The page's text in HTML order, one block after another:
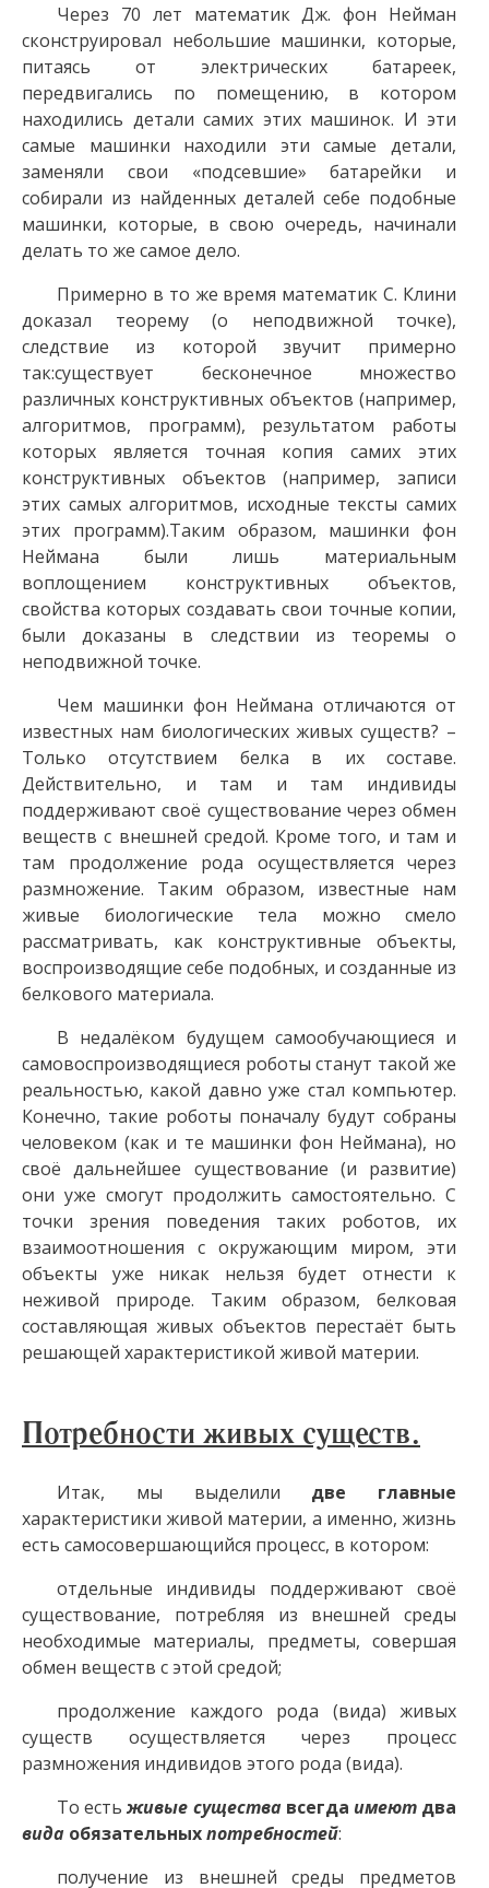
Через 70 лет математик Дж. фон Нейман
сконструировал небольшие машинки, которые,
питаясь от электрических батареек,
передвигались по помещению, в котором
находились детали самих этих машинок. И эти
самые машинки находили эти самые детали,
заменяли свои «подсевшие» батарейки и
собирали из найденных деталей себе подобные
машинки, которые, в свою очередь, начинали
делать то же самое дело.
Примерно в то же время математик С. Клини
доказал теорему (о неподвижной точке),
следствие из которой звучит примерно
так:существует бесконечное множество
различных конструктивных объектов (например,
алгоритмов, программ), результатом работы
которых является точная копия самих этих
конструктивных объектов (например, записи
этих самых алгоритмов, исходные тексты самих
этих программ).Таким образом, машинки фон
Неймана были лишь материальным
воплощением конструктивных объектов,
свойства которых создавать свои точные копии,
были доказаны в следствии из теоремы о
неподвижной точке.
Чем машинки фон Неймана отличаются от
известных нам биологических живых существ? –
Только отсутствием белка в их составе.
Действительно, и там и там индивиды
поддерживают своё существование через обмен
веществ с внешней средой. Кроме того, и там и
там продолжение рода осуществляется через
размножение. Таким образом, известные нам
живые биологические тела можно смело
рассматривать, как конструктивные объекты,
воспроизводящие себе подобных, и созданные из
белкового материала.
В недалёком будущем самообучающиеся и
самовоспроизводящиеся роботы станут такой же
реальностью, какой давно уже стал компьютер.
Конечно, такие роботы поначалу будут собраны
человеком (как и те машинки фон Неймана), но
своё дальнейшее существование (и развитие)
они уже смогут продолжить самостоятельно. С
точки зрения поведения таких роботов, их
взаимоотношения с окружающим миром, эти
объекты уже никак нельзя будет отнести к
неживой природе. Таким образом, белковая
составляющая живых объектов перестаёт быть
решающей характеристикой живой материи.
Потребности живых существ.
Итак, мы выделили две главные
характеристики живой материи, а именно, жизнь
есть самосовершающийся процесс, в котором:
отдельные индивиды поддерживают своё
существование, потребляя из внешней среды
необходимые материалы, предметы, совершая
обмен веществ с этой средой;
продолжение каждого рода (вида) живых
существ осуществляется через процесс
размножения индивидов этого рода (вида).
То естьживые существа всегда имеют два
вида обязательныхпотребностей:
получение из внешней среды предметов